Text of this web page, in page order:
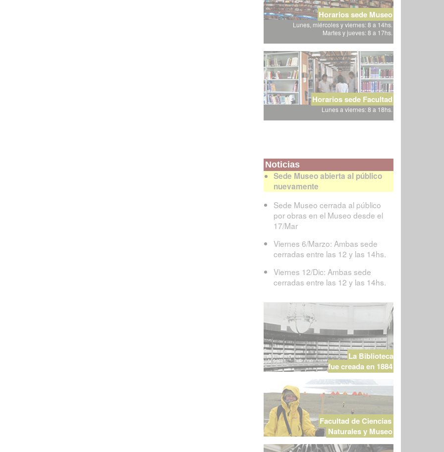
Horarios sede Museo
Lunes, miércoles y viernes: 8 a 14hs.
Martes y jueves: 8 a 17hs.
Horarios sede Facultad
Lunes a viernes: 8 a 18hs.
Noticias
Sede Museo abierta al público
nuevamente
Sede Museo cerrada al público
por obras en el Museo desde el
17/Mar
Viernes 6/Marzo: Ambas sede
cerradas entre las 12 y las 14hs.
Viernes 12/Dic: Ambas sede
cerradas entre las 12 y las 14hs.
La Biblioteca
fue creada en 1884
Facultad de Ciencias
Naturales y Museo